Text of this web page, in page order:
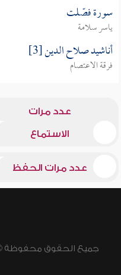
سورة فصّلت
ياسر سلامة
أناشيد صلاح الدين [3]
فرقة الاعتصام
عدد مرات
الاستماع
عدد مرات الحفظ
جميع الحقوق محفوظة © 2026 - 1998 لشبكة إسلام